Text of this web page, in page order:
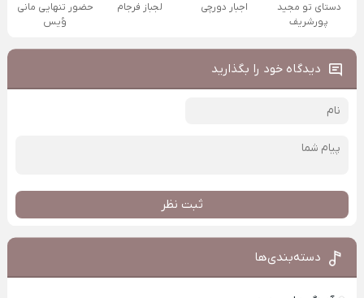
دستای تو مجید
پورشریف
اجبار دورچی لجباز فرجام
حضور تنهایی مانی
وُیس
دیدگاه خود را بگذارید
ثبت نظر
دسته‌بندی‌ها